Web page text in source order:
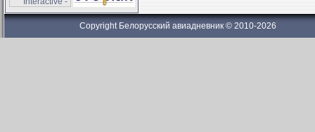
Copyright Белорусский авиадневник © 2010-2026